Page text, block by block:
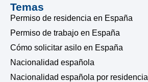
Temas
Permiso de residencia en España
Permiso de trabajo en España
Cómo solicitar asilo en España
Nacionalidad española
Nacionalidad española por residencia